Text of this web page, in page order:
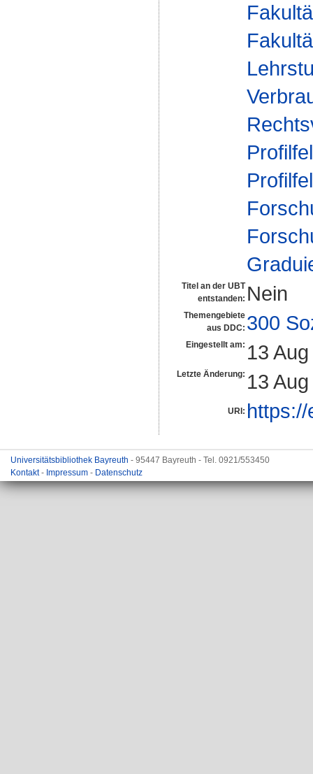
Titel an der UBT
entstanden: Nein
Themengebiete
aus DDC: 300
Eingestellt am: 13
Letzte Änderung: 13
URI:
Universitätsbibliothek Bayreuth - 95447 Bayreuth - Tel. 0921/553450
Kontakt- Impressum - Datenschutz